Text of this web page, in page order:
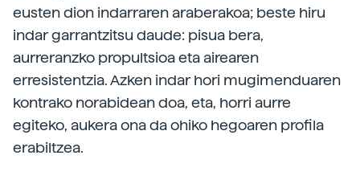
eusten dion indarraren araberakoa; beste hiru
indar garrantzitsu daude: pisua bera,
aurreranzko propultsioa eta airearen
erresistentzia. Azken indar hori mugimenduaren
kontrako norabidean doa, eta, horri aurre
egiteko, aukera ona da ohiko hegoaren profila
erabiltzea.